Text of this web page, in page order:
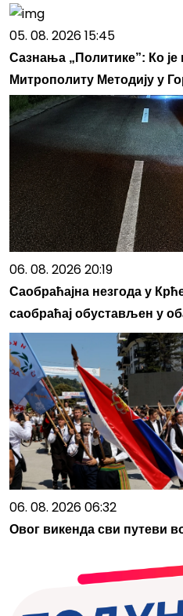
05. 08. 2026 15:45
Сазнања „Политике”: Ко је
Митрополиту Методију у
06. 08. 2026 20:19
Саобраћајна незгода у
саобраћај обустављен у
06. 08. 2026 06:32
Овог викенда сви путеви